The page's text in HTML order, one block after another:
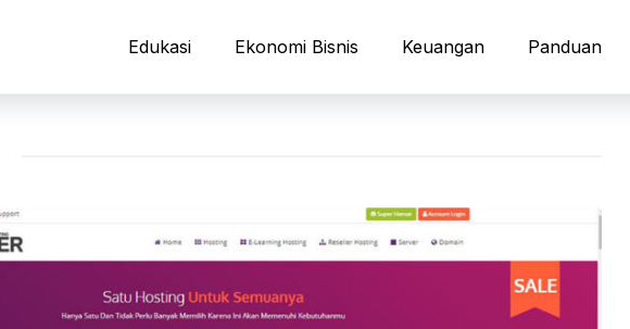
Edukasi Ekonomi Bisnis Keuangan Panduan